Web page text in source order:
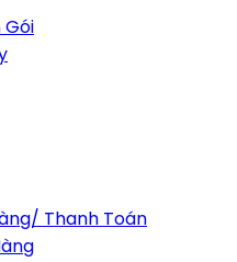
Gói
Thanh Toán